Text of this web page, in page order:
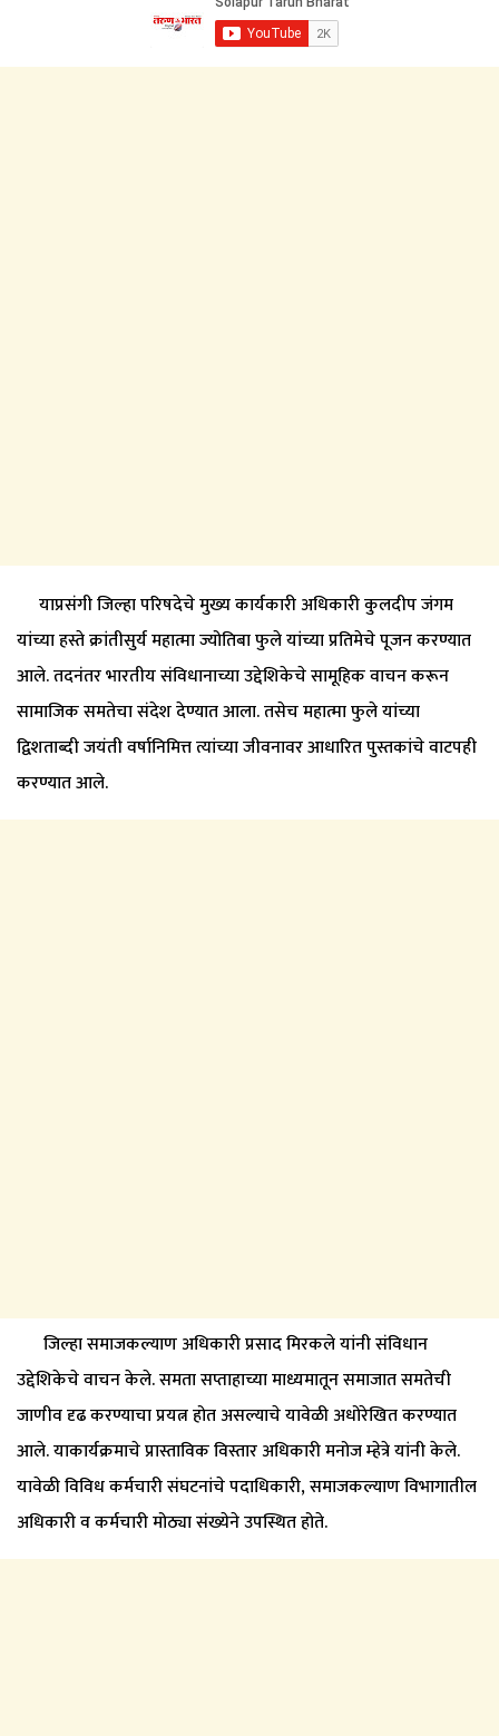
याप्रसंगी जिल्हा परिषदेचे मुख्य कार्यकारी अधिकारी कुलदीप जंगम
यांच्या हस्ते क्रांतीसुर्य महात्मा ज्योतिबा फुले यांच्या प्रतिमेचे पूजन करण्यात
आले. तदनंतर भारतीय संविधानाच्या उद्देशिकेचे सामूहिक वाचन करून
सामाजिक समतेचा संदेश देण्यात आला. तसेच महात्मा फुले यांच्या
द्विशताब्दी जयंती वर्षानिमित्त त्यांच्या जीवनावर आधारित पुस्तकांचे वाटपही
करण्यात आले.
जिल्हा समाजकल्याण अधिकारी प्रसाद मिरकले यांनी संविधान
उद्देशिकेचे वाचन केले. समता सप्ताहाच्या माध्यमातून समाजात समतेची
जाणीव दृढ करण्याचा प्रयत्न होत असल्याचे यावेळी अधोरेखित करण्यात
आले. याकार्यक्रमाचे प्रास्ताविक विस्तार अधिकारी मनोज म्हेत्रे यांनी केले.
यावेळी विविध कर्मचारी संघटनांचे पदाधिकारी, समाजकल्याण विभागातील
अधिकारी व कर्मचारी मोठ्या संख्येने उपस्थित होते.